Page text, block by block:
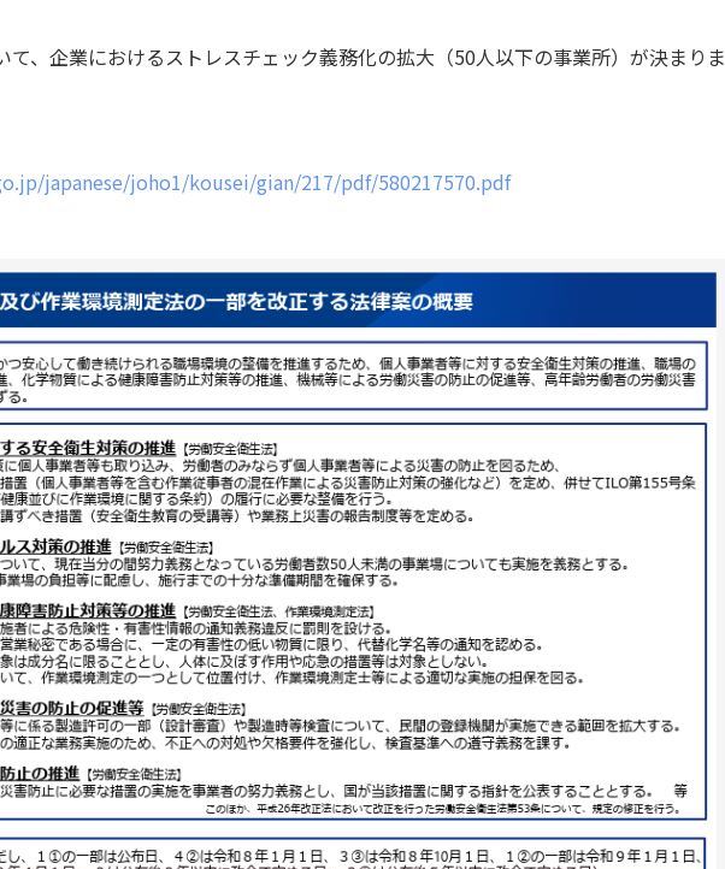
て、企業におけるストレスチェック義務化の拡大（50人以下の事業所）が決まりま
japanese/joho1/kousei/gian/217/pdf/580217570.pdf